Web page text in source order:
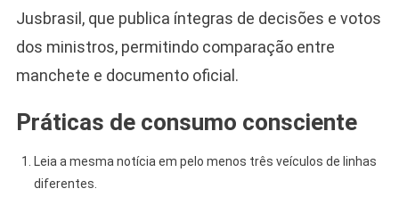
Jusbrasil, que publica íntegras de decisões e votos
dos ministros, permitindo comparação entre
manchete e documento oficial.
Práticas de consumo consciente
Leia a mesma notícia em pelo menos três veículos de linhas
diferentes.